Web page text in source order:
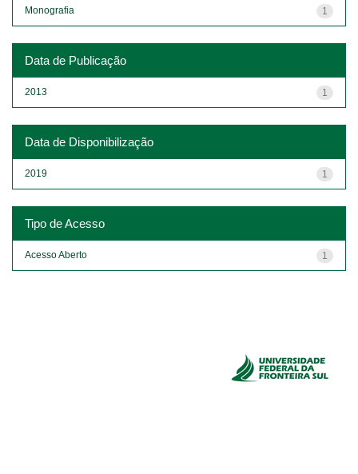
1
Monografia
Data de Publicação
1
2013
Data de Disponibilização
1
2019
Tipo de Acesso
1
Acesso Aberto